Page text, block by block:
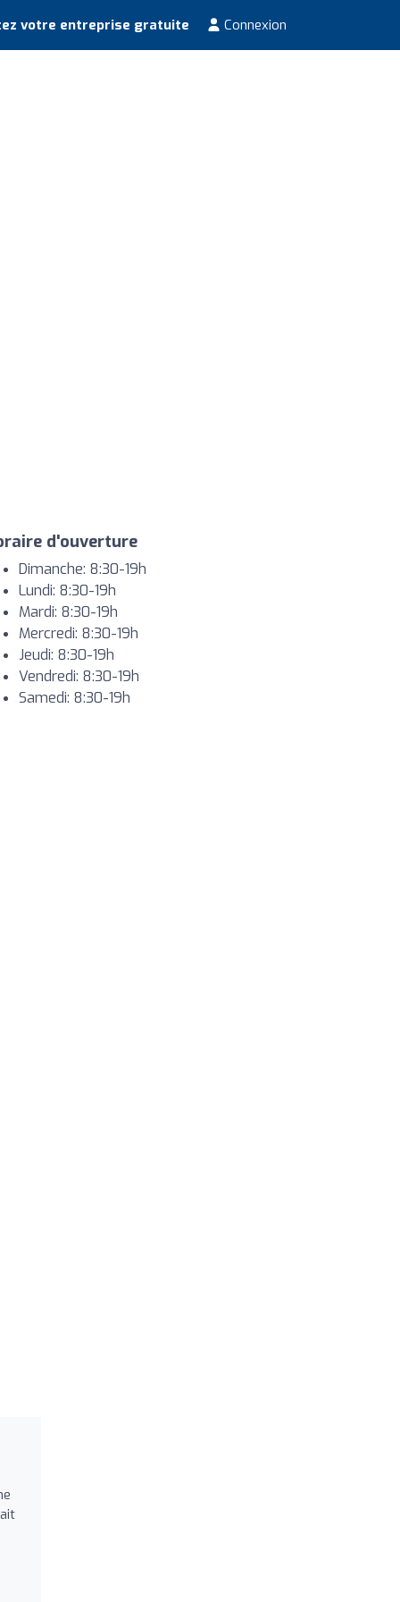
votre entreprise gratuite Connexion
d'ouverture
Dimanche: 8:30-19h
Lundi: 8:30-19h
Mardi: 8:30-19h
Mercredi: 8:30-19h
Jeudi: 8:30-19h
Vendredi: 8:30-19h
Samedi: 8:30-19h